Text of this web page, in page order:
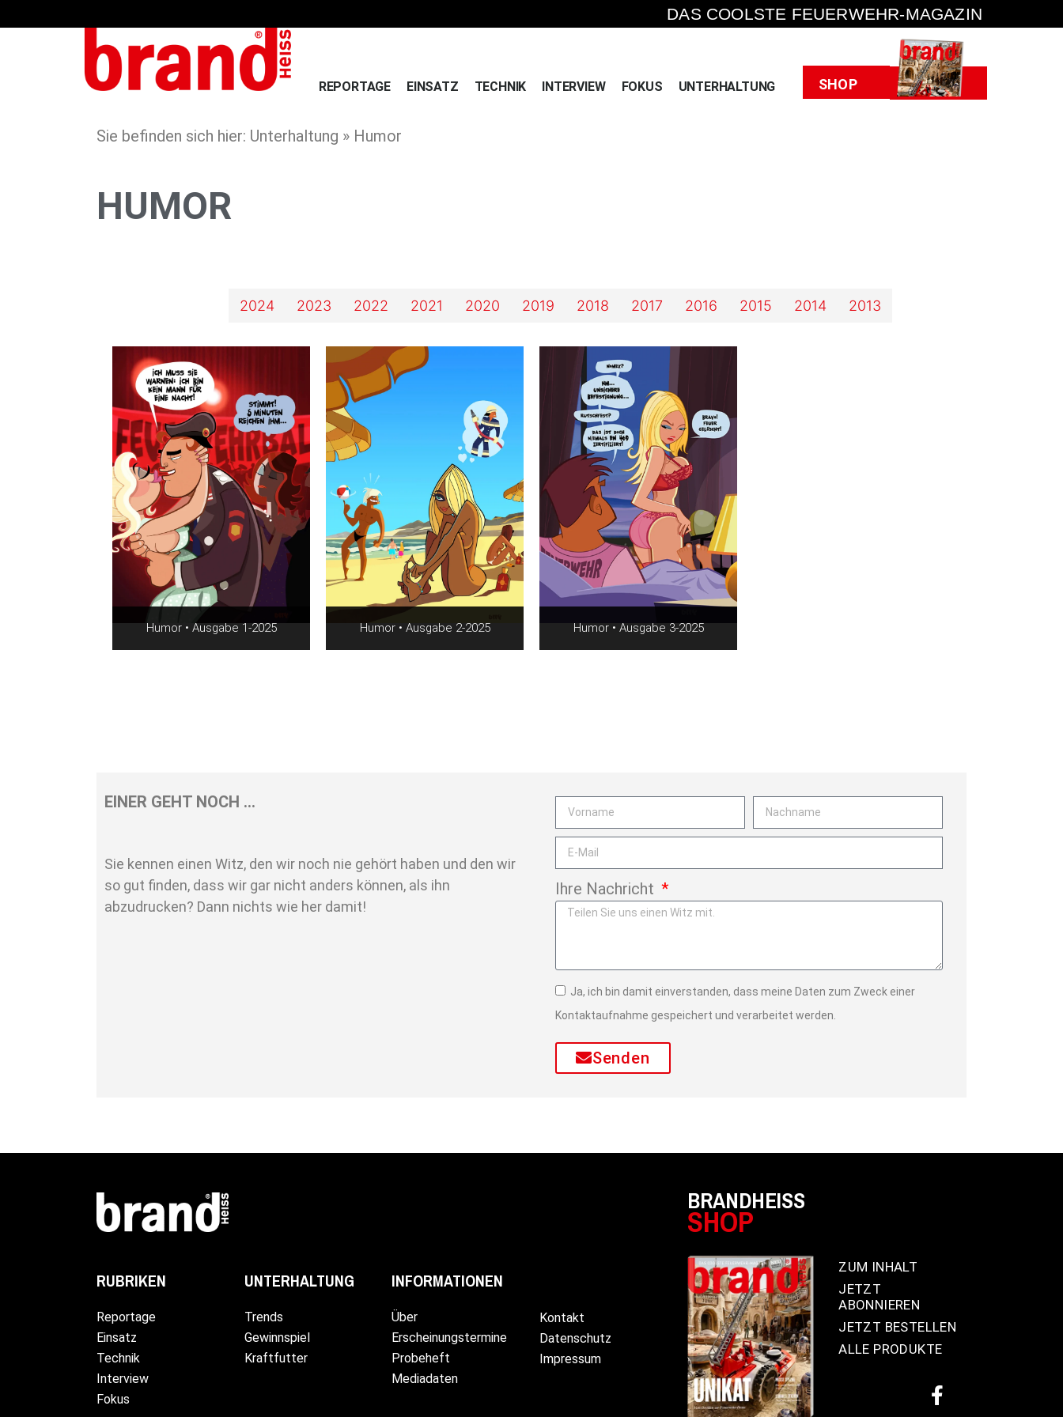
DAS COOLSTE FEUERWEHR-MAGAZIN
REPORTAGE EINSATZ TECHNIK INTERVIEW FOKUS UNTERHALTUNG SHOP Heft
Sie befinden sich hier: Unterhaltung » Humor
HUMOR
2024 2023 2022 2021 2020 2019 2018 2017 2016 2015 2014 2013
Humor • Ausgabe 1-2025 Humor • Ausgabe 2-2025 Humor • Ausgabe 3-2025
EINER GEHT NOCH …
Sie kennen einen Witz, den wir noch nie gehört haben und den wir
so gut finden, dass wir gar nicht anders können, als ihn
abzudrucken? Dann nichts wie her damit!
Ihre Nachricht
Ja, ich bin damit einverstanden, dass meine Daten zum Zweck einer
Kontaktaufnahme gespeichert und verarbeitet werden.
Senden
RUBRIKEN
Reportage
Einsatz
Technik
Interview
Fokus
UNTERHALTUNG
Trends
Gewinnspiel
Kraftfutter
INFORMATIONEN
Über
Erscheinungstermine
Probeheft
Mediadaten
Kontakt
Datenschutz
Impressum
BRANDHEISS
SHOP
ZUM INHALT
JETZT
ABONNIEREN
JETZT BESTELLEN
ALLE PRODUKTE